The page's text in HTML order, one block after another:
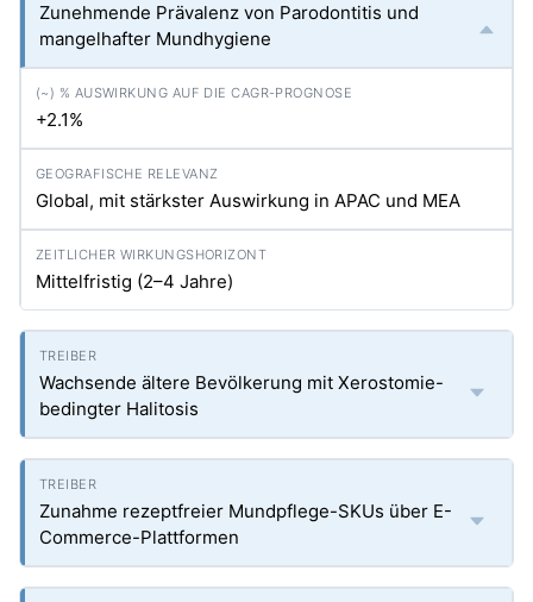
Zunehmende Prävalenz von Parodontitis und
mangelhafter Mundhygiene
+2.1%
Global, mit stärkster Auswirkung in APAC und MEA
Mittelfristig (2–4 Jahre)
Wachsende ältere Bevölkerung mit Xerostomie-
bedingter Halitosis
Zunahme rezeptfreier Mundpflege-SKUs über E-
Commerce-Plattformen